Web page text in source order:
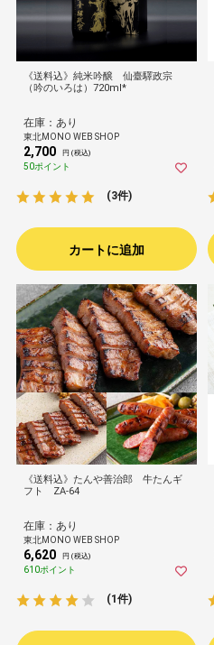
《送料込》純米吟醸 仙臺驛政宗
（吟のいろは）720ml*
在庫：あり
東北MONO WEB SHOP
2,700 円 (税込)
50ポイント
(3件)
カートに追加
《送料込》たんや善治郎 牛たんギ
フト ZA-64
在庫：あり
東北MONO WEB SHOP
6,620 円 (税込)
610ポイント
(1件)